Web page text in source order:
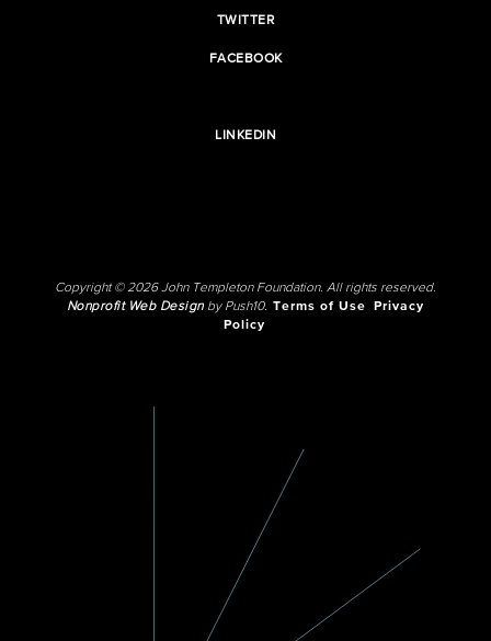
TWITTER
FACEBOOK
LINKEDIN
Copyright © 2026 John Templeton Foundation. All rights reserved.
Nonprofit Web Designby Push10. Terms of Use
Privacy
Policy